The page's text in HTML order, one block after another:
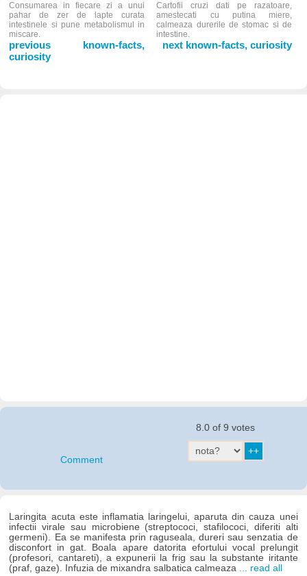
Consumarea in fiecare zi a unui
pahar de zer de lapte curata
intestinele si pune metabolismul in
miscare.
previous known-facts,
curiosity
Cartofii cruzi dati pe razatoare,
amestecati cu putina miere,
calmeaza durerile de stomac si de
intestine.
next known-facts, curiosity
Comment
8.0 of 9 votes
Laringita acuta este inflamatia laringelui, aparuta din cauza unei
infectii virale sau microbiene (streptococi, stafilococi, diferiti alti
germeni). Ea se manifesta prin raguseala, dureri sau senzatia de
disconfort in gat. Boala apare datorita efortului vocal prelungit
(profesori, cantareti), a expunerii la frig sau la substante iritante
(praf, gaze). Infuzia de mixandra salbatica calmeaza ... read all